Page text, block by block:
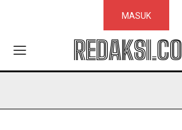
MASUK
REDAKSI.CO